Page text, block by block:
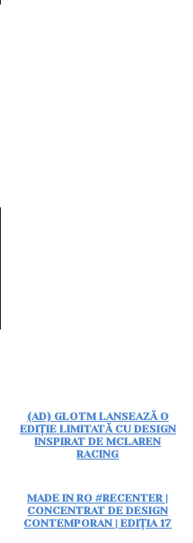
(AD) GLOTM LANSEAZĂ O
EDIȚIE LIMITATĂ CU DESIGN
INSPIRAT DE MCLAREN
RACING
MADE IN RO #RECENTER |
CONCENTRAT DE DESIGN
CONTEMPORAN | EDIȚIA 17